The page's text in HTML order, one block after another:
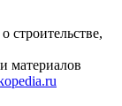
строительстве,
материалов